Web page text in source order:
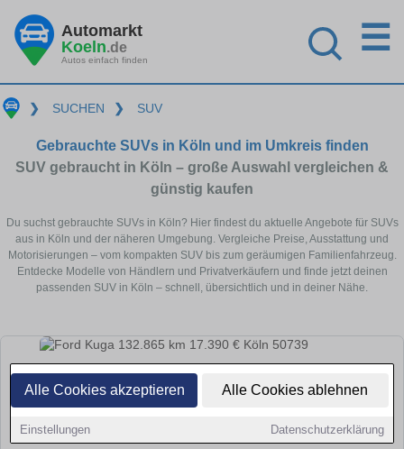
Alle Cookies akzeptieren Alle Cookies ablehnen
Einstellungen Datenschutzerklärung
Automarkt
Koeln.de
Autos einfach finden
☰
❯ SUCHEN ❯ SUV
Gebrauchte SUVs in Köln und im Umkreis finden
SUV gebraucht in Köln – große Auswahl vergleichen &
günstig kaufen
Du suchst gebrauchte SUVs in Köln? Hier findest du aktuelle Angebote für SUVs
aus in Köln und der näheren Umgebung. Vergleiche Preise, Ausstattung und
Motorisierungen – vom kompakten SUV bis zum geräumigen Familienfahrzeug.
Entdecke Modelle von Händlern und Privatverkäufern und finde jetzt deinen
passenden SUV in Köln – schnell, übersichtlich und in deiner Nähe.